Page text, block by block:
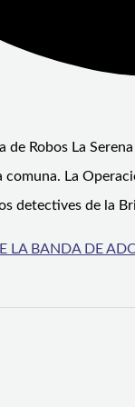
de Robos La
La
detectives de la
LA BANDA DE